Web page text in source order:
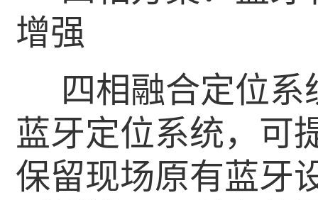
增强
四相融合定位
蓝牙定位系统，
保留现场原有蓝牙